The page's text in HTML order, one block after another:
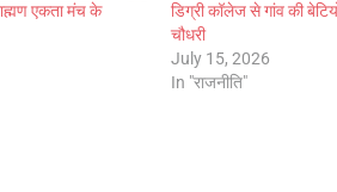
एकता मंच के
डिग्री कॉलेज से गांव की
चौधरी
July 15, 2026
In "राजनीति"